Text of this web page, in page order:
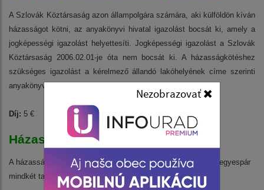
A Szlovák Köztársaság azon állampolgára számára, aki külföldön kíván
házasságot kötni, az anyakönyvi hivatal igazolást bocsát ki, amely a
jogképességi igazolást helyettesíti. Jogképességi igazolást a Szlovák
Köztársaság 2006.02.01-je óta nem bocsát ki. A házasságkötéshez
szükséges igazolást a kérelmező állandó lakóhelyének címe szerinti
anyakönyvi hivatal bocsátja ki.
Díj: 5 €
Házasságkötés
A házasságkötés iránti kérelem megírásához szükség van a jegyespár
mindkét tagjának jelenlétére.
Nezobrazovať